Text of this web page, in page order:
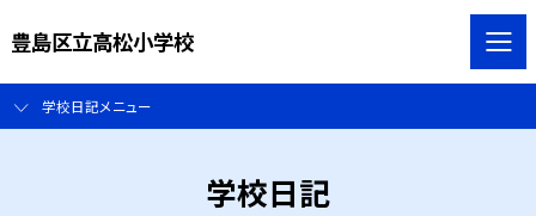
豊島区立高松小学校
学校日記メニュー
学校日記